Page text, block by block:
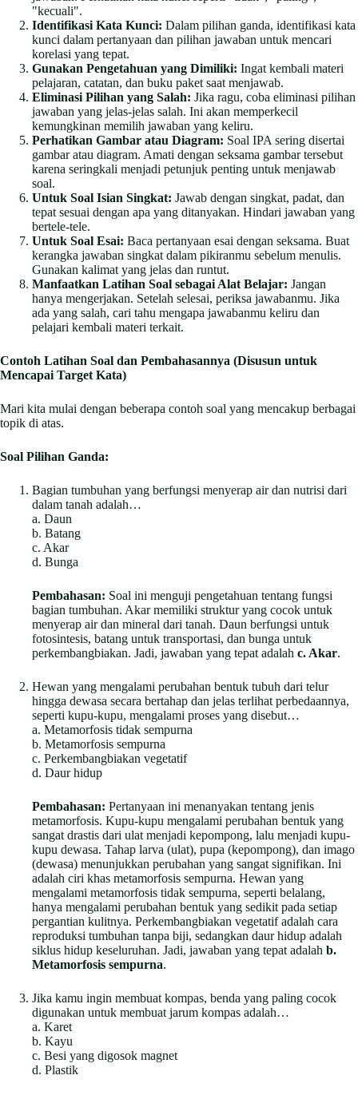
"kecuali".
Identifikasi Kata Kunci: Dalam pilihan ganda, identifikasi kata
kunci dalam pertanyaan dan pilihan jawaban untuk mencari
korelasi yang tepat.
Gunakan Pengetahuan yang Dimiliki: Ingat kembali materi
pelajaran, catatan, dan buku paket saat menjawab.
Eliminasi Pilihan yang Salah: Jika ragu, coba eliminasi pilihan
jawaban yang jelas-jelas salah. Ini akan memperkecil
kemungkinan memilih jawaban yang keliru.
Perhatikan Gambar atau Diagram: Soal IPA sering disertai
gambar atau diagram. Amati dengan seksama gambar tersebut
karena seringkali menjadi petunjuk penting untuk menjawab
soal.
Untuk Soal Isian Singkat: Jawab dengan singkat, padat, dan
tepat sesuai dengan apa yang ditanyakan. Hindari jawaban yang
bertele-tele.
Untuk Soal Esai: Baca pertanyaan esai dengan seksama. Buat
kerangka jawaban singkat dalam pikiranmu sebelum menulis.
Gunakan kalimat yang jelas dan runtut.
Manfaatkan Latihan Soal sebagai Alat Belajar: Jangan
hanya mengerjakan. Setelah selesai, periksa jawabanmu. Jika
ada yang salah, cari tahu mengapa jawabanmu keliru dan
pelajari kembali materi terkait.
Contoh Latihan Soal dan Pembahasannya (Disusun untuk
Mencapai Target Kata)
Mari kita mulai dengan beberapa contoh soal yang mencakup berbagai
topik di atas.
Soal Pilihan Ganda:
Bagian tumbuhan yang berfungsi menyerap air dan nutrisi dari
dalam tanah adalah…
a. Daun
b. Batang
c. Akar
d. Bunga
Pembahasan: Soal ini menguji pengetahuan tentang fungsi
bagian tumbuhan. Akar memiliki struktur yang cocok untuk
menyerap air dan mineral dari tanah. Daun berfungsi untuk
fotosintesis, batang untuk transportasi, dan bunga untuk
perkembangbiakan. Jadi, jawaban yang tepat adalah c. Akar.
Hewan yang mengalami perubahan bentuk tubuh dari telur
hingga dewasa secara bertahap dan jelas terlihat perbedaannya,
seperti kupu-kupu, mengalami proses yang disebut…
a. Metamorfosis tidak sempurna
b. Metamorfosis sempurna
c. Perkembangbiakan vegetatif
d. Daur hidup
Pembahasan: Pertanyaan ini menanyakan tentang jenis
metamorfosis. Kupu-kupu mengalami perubahan bentuk yang
sangat drastis dari ulat menjadi kepompong, lalu menjadi kupu-
kupu dewasa. Tahap larva (ulat), pupa (kepompong), dan imago
(dewasa) menunjukkan perubahan yang sangat signifikan. Ini
adalah ciri khas metamorfosis sempurna. Hewan yang
mengalami metamorfosis tidak sempurna, seperti belalang,
hanya mengalami perubahan bentuk yang sedikit pada setiap
pergantian kulitnya. Perkembangbiakan vegetatif adalah cara
reproduksi tumbuhan tanpa biji, sedangkan daur hidup adalah
siklus hidup keseluruhan. Jadi, jawaban yang tepat adalah b.
Metamorfosis sempurna.
Jika kamu ingin membuat kompas, benda yang paling cocok
digunakan untuk membuat jarum kompas adalah…
a. Karet
b. Kayu
c. Besi yang digosok magnet
d. Plastik